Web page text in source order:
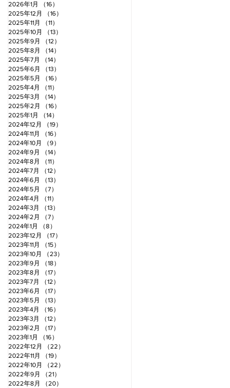
2026年1月
（16）
2025年12月
（16）
2025年11月
（11）
2025年10月
（13）
2025年9月
（12）
2025年8月
（14）
2025年7月
（14）
2025年6月
（13）
2025年5月
（16）
2025年4月
（11）
2025年3月
（14）
2025年2月
（16）
2025年1月
（14）
2024年12月
（19）
2024年11月
（16）
2024年10月
（9）
2024年9月
（14）
2024年8月
（11）
2024年7月
（12）
2024年6月
（13）
2024年5月
（7）
2024年4月
（11）
2024年3月
（13）
2024年2月
（7）
2024年1月
（8）
2023年12月
（17）
2023年11月
（15）
2023年10月
（23）
2023年9月
（18）
2023年8月
（17）
2023年7月
（12）
2023年6月
（17）
2023年5月
（13）
2023年4月
（16）
2023年3月
（12）
2023年2月
（17）
2023年1月
（16）
2022年12月
（22）
2022年11月
（19）
2022年10月
（22）
2022年9月
（21）
2022年8月
（20）